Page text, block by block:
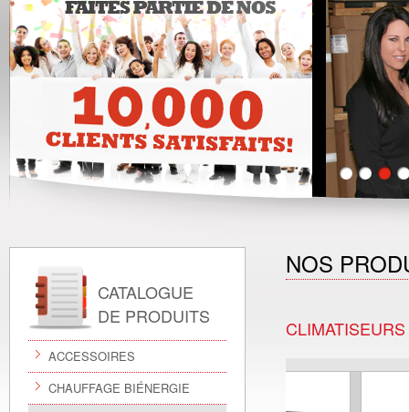
CATALOGUE
DE PRODUITS
ACCESSOIRES
CHAUFFAGE BIÉNERGIE
NOS
CLIMATISEURS